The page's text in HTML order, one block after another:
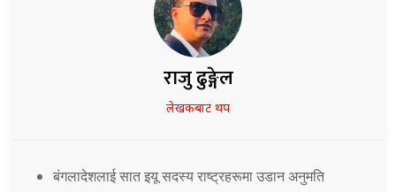
राजु ढुङ्गेल
लेखकबाट थप
बंगलादेशलाई सात इयू सदस्य राष्ट्रहरूमा उडान अनुमति